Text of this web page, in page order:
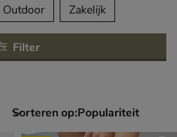
Outdoor Zakelijk
Filter
Sorteren op: